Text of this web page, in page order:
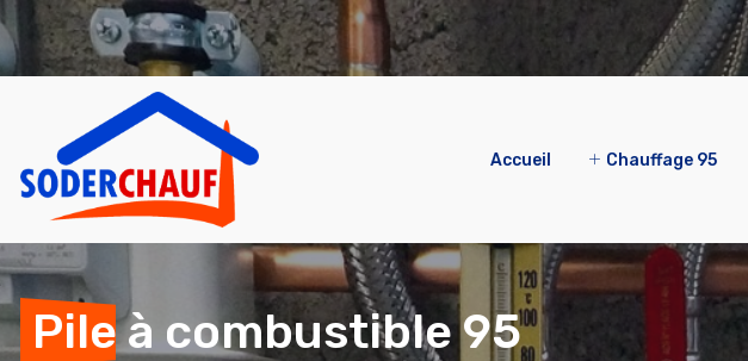
Accueil Chauffage 95
Pile à combustible 95